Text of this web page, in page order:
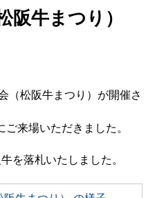
阪牛まつり）
松阪牛まつり）が開催さ
来場いただきました。
を落札いたしました。